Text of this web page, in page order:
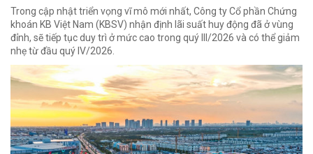
Trong cập nhật triển vọng vĩ mô mới nhất, Công ty Cổ phần Chứng
khoán KB Việt Nam (KBSV) nhận định lãi suất huy động đã ở vùng
đỉnh, sẽ tiếp tục duy trì ở mức cao trong quý III/2026 và có thể giảm
nhẹ từ đầu quý IV/2026.